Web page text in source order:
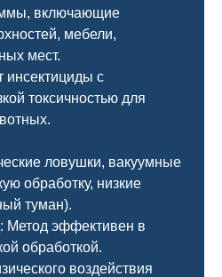
включающие
мебели,
мест.
инсектициды с
токсичностью для
ловушки, вакуумные
обработку, низкие
туман).
Метод эффективен в
обработкой.
воздействия